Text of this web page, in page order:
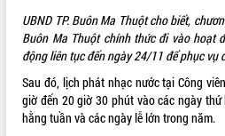
SỞ, BAN, NGÀNH
THÔNG TIN CHỈ ĐẠO ĐIỀU HÀNH
UBND TP. Buôn Ma Thuột cho biết,
Buôn Ma Thuột chính thức đi vào hoạt
động liên tục đến ngày 24/11 để phục vụ
Sau đó, lịch phát nhạc nước tại Công
giờ đến 20 giờ 30 phút vào các ngày
hằng tuần và các ngày lễ lớn trong năm.